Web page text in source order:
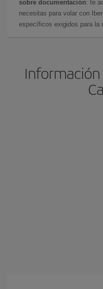
sobre documentación: te
necesitas para volar con
específicos exigidos para la